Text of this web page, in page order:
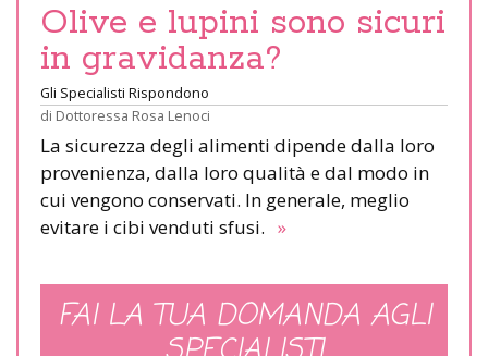
Olive e lupini sono sicuri
in gravidanza?
Gli Specialisti Rispondono
di Dottoressa Rosa Lenoci
La sicurezza degli alimenti dipende dalla loro
provenienza, dalla loro qualità e dal modo in
cui vengono conservati. In generale, meglio
evitare i cibi venduti sfusi. »
FAI LA TUA DOMANDA AGLI